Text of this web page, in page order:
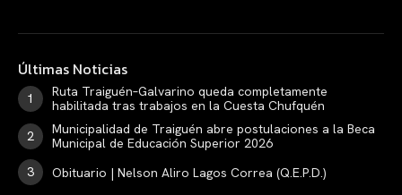
Últimas Noticias
Ruta Traiguén–Galvarino queda completamente
habilitada tras trabajos en la Cuesta Chufquén
Municipalidad de Traiguén abre postulaciones a la Beca
Municipal de Educación Superior 2026
Obituario | Nelson Aliro Lagos Correa (Q.E.P.D.)